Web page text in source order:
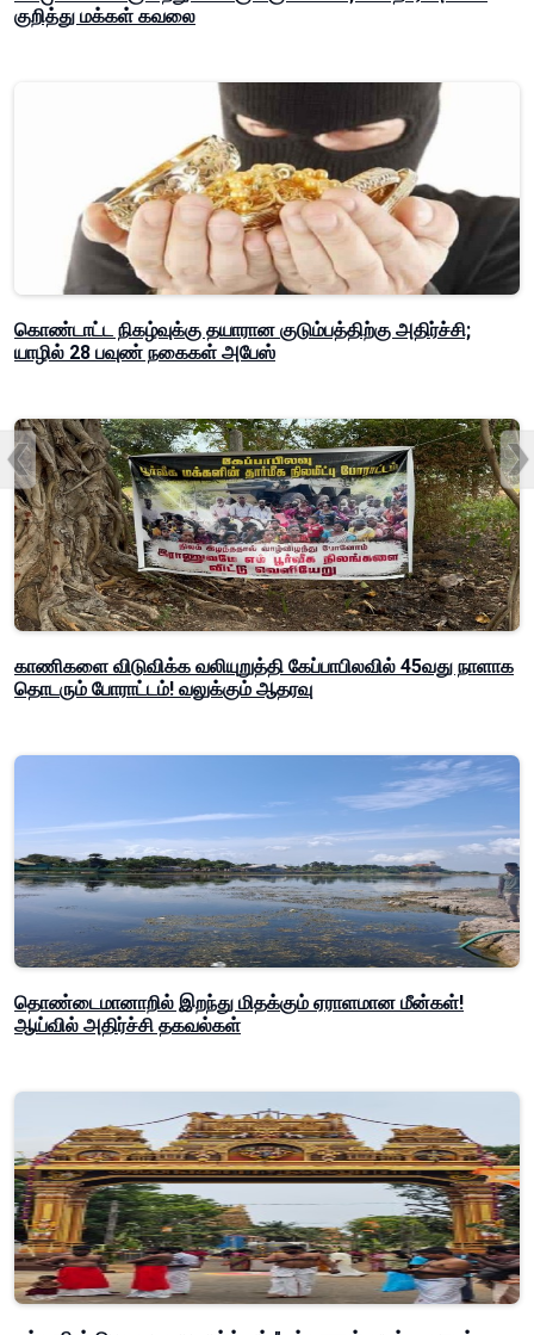
குறித்து மக்கள் கவலை
கொண்டாட்ட நிகழ்வுக்கு தயாரான குடும்பத்திற்கு அதிர்ச்சி;
யாழில் 28 பவுண் நகைகள் அபேஸ்
காணிகளை விடுவிக்க வலியுறுத்தி கேப்பாபிலவில் 45வது நாளாக
தொடரும் போராட்டம்! வலுக்கும் ஆதரவு
தொண்டைமானாறில் இறந்து மிதக்கும் ஏராளமான மீன்கள்!
ஆய்வில் அதிர்ச்சி தகவல்கள்